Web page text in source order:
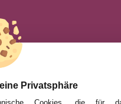
NACH
FÜR
Privatsphäre